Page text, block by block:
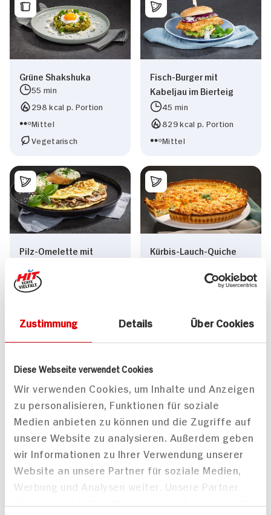
Zustimmung Details Über Cookies
Diese Webseite verwendet Cookies
Wir verwenden Cookies, um Inhalte und Anzeigen
zu personalisieren, Funktionen für soziale
Medien anbieten zu können und die Zugriffe auf
unsere Website zu analysieren. Außerdem geben
wir Informationen zu Ihrer Verwendung unserer
Website an unsere Partner für soziale Medien,
Werbung und Analysen weiter. Unsere Partner
Grüne Shakshuka
55 min
298 kcal p. Portion
Mittel
Vegetarisch
Fisch-Burger mit
Kabeljau im Bierteig
45 min
829 kcal p. Portion
Mittel
Pilz-Omelette mit
Kräuterbutter
35 min
Mittel
Kürbis-Lauch-Quiche
Vegetarisch
Gebratene Udon-Nudeln
mit Brokkoli und Tofu
40 min
Kalbsschnitzel in
sizilianischer Panade
mit Kartoffel-Gurken-